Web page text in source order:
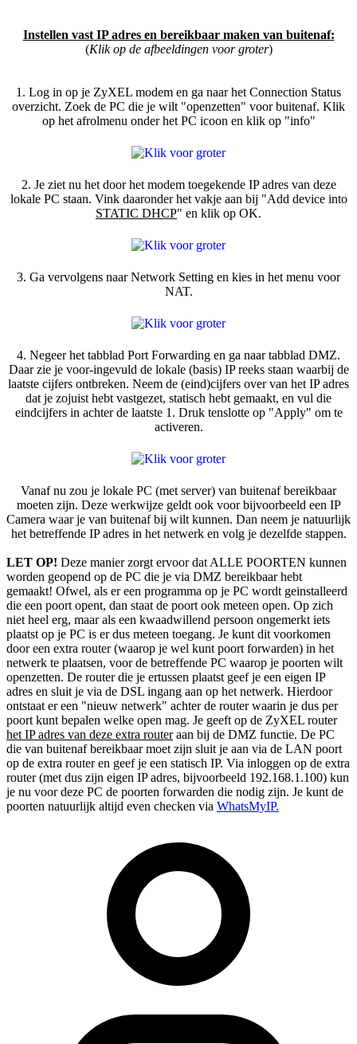
Instellen vast IP adres en bereikbaar maken van buitenaf:
(Klik op de afbeeldingen voor groter)
1. Log in op je ZyXEL modem en ga naar het Connection Status
overzicht. Zoek de PC die je wilt "openzetten" voor buitenaf. Klik
op het afrolmenu onder het PC icoon en klik op "info"
2. Je ziet nu het door het modem toegekende IP adres van deze
lokale PC staan. Vink daaronder het vakje aan bij "Add device into
STATIC DHCP" en klik op OK.
3. Ga vervolgens naar Network Setting en kies in het menu voor
NAT.
4. Negeer het tabblad Port Forwarding en ga naar tabblad DMZ.
Daar zie je voor-ingevuld de lokale (basis) IP reeks staan waarbij de
laatste cijfers ontbreken. Neem de (eind)cijfers over van het IP adres
dat je zojuist hebt vastgezet, statisch hebt gemaakt, en vul die
eindcijfers in achter de laatste 1. Druk tenslotte op "Apply" om te
activeren.
Vanaf nu zou je lokale PC (met server) van buitenaf bereikbaar
moeten zijn. Deze werkwijze geldt ook voor bijvoorbeeld een IP
Camera waar je van buitenaf bij wilt kunnen. Dan neem je natuurlijk
het betreffende IP adres in het netwerk en volg je dezelfde stappen.
LET OP! Deze manier zorgt ervoor dat ALLE POORTEN kunnen
worden geopend op de PC die je via DMZ bereikbaar hebt
gemaakt! Ofwel, als er een programma op je PC wordt geinstalleerd
die een poort opent, dan staat de poort ook meteen open. Op zich
niet heel erg, maar als een kwaadwillend persoon ongemerkt iets
plaatst op je PC is er dus meteen toegang. Je kunt dit voorkomen
door een extra router (waarop je wel kunt poort forwarden) in het
netwerk te plaatsen, voor de betreffende PC waarop je poorten wilt
openzetten. De router die je ertussen plaatst geef je een eigen IP
adres en sluit je via de DSL ingang aan op het netwerk. Hierdoor
ontstaat er een "nieuw netwerk" achter de router waarin je dus per
poort kunt bepalen welke open mag. Je geeft op de ZyXEL router
het IP adres van deze extra routeraan bij de DMZ functie. De PC
die van buitenaf bereikbaar moet zijn sluit je aan via de LAN poort
op de extra router en geef je een statisch IP. Via inloggen op de extra
router (met dus zijn eigen IP adres, bijvoorbeeld 192.168.1.100) kun
je nu voor deze PC de poorten forwarden die nodig zijn. Je kunt de
poorten natuurlijk altijd even checken via WhatsMyIP.